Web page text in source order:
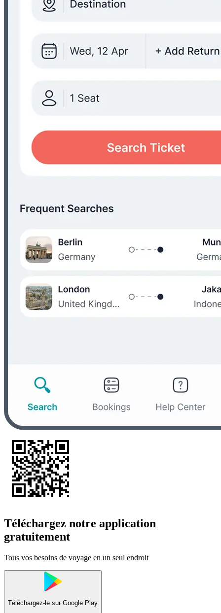
Téléchargez notre application
gratuitement
Tous vos besoins de voyage en un seul endroit
Téléchargez-le sur Google Play